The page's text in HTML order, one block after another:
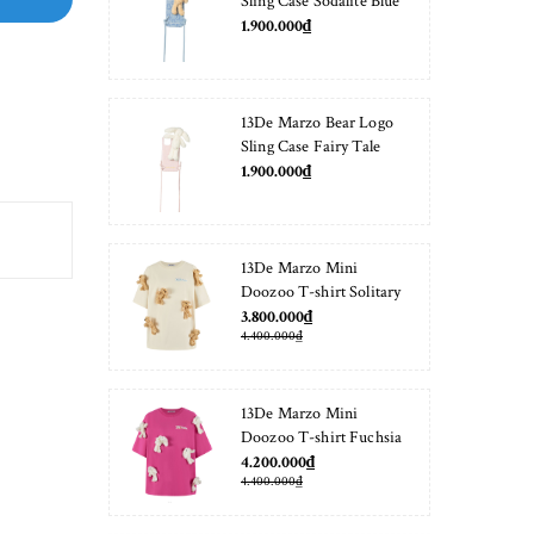
1.900.000₫
13De Marzo Bear Logo
Sling Case Fairy Tale
1.900.000₫
13De Marzo Mini
Doozoo T-shirt Solitary
Star
3.800.000₫
4.400.000₫
13De Marzo Mini
Doozoo T-shirt Fuchsia
Fedora
4.200.000₫
4.400.000₫